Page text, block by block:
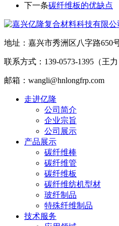
下一条碳纤维板的优缺点
地址：嘉兴市秀洲区八字路650
联系方式：139-0573-1395（王力
邮箱：wangli@hnlongfrp.com
走进亿隆
公司简介
企业宗旨
公司展示
产品展示
碳纤维棒
碳纤维管
碳纤维板
碳纤维纺机型材
玻纤制品
特殊纤维制品
技术服务